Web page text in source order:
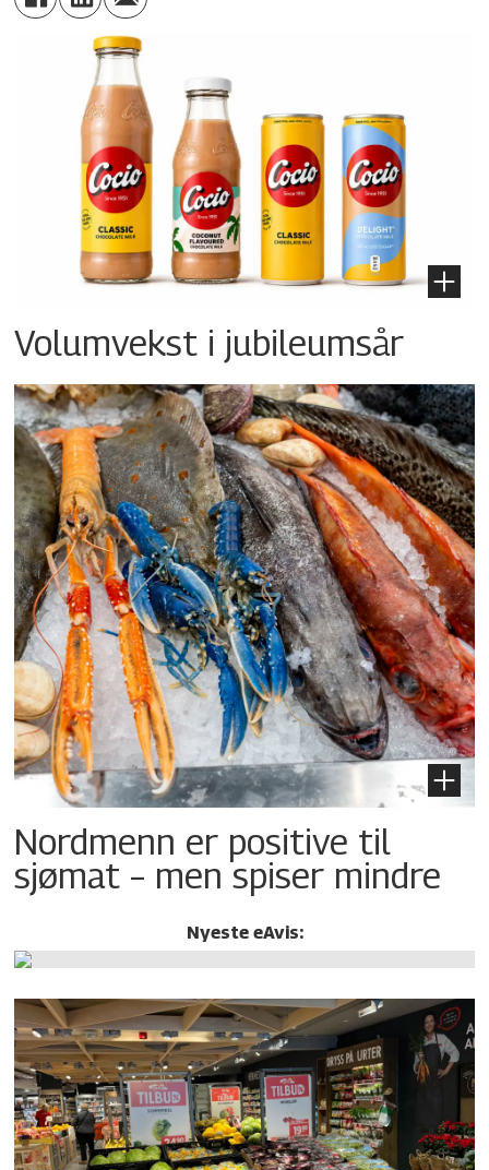
Volumvekst i jubileumsår
Nordmenn er positive til
sjømat – men spiser mindre
Nyeste eAvis: